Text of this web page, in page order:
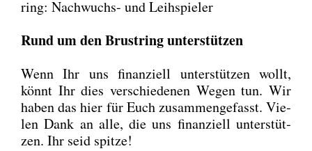
ring: Nach­wuchs- und Leih­spie­ler
Rund um den Brust­ring unter­stüt­zen
Wenn Ihr uns finan­zi­ell unter­stüt­zen wollt,
könnt Ihr dies ver­schie­de­nen Wegen tun. Wir
haben das hier für Euch zusam­men­ge­fasst. Vie­
len Dank an alle, die uns finan­zi­ell unter­stüt­
zen. Ihr seid spit­ze!